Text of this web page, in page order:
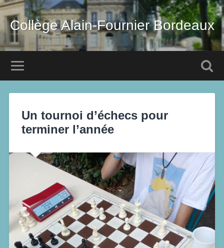
Collège Alain-Fournier Bordeaux
Un tournoi d’échecs pour
terminer l’année